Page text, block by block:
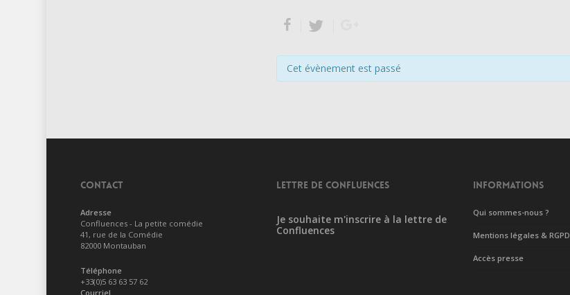
Cet évènement est passé
CONTACT
Adresse
Confluences - La petite comédie
41, rue de la Comédie
82000 Montauban
Téléphone
+33(0)5 63 63 57 62
Courriel
LETTRE DE CONFLUENCES
Je souhaite m'inscrire à la lettre de
Confluences
INFORMATIONS
Qui sommes-nous ?
Mentions légales & RGPD
Accès presse